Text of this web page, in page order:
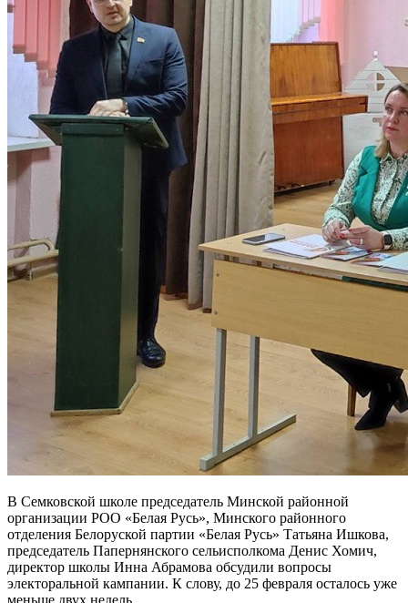
В Семковской школе председатель Минской районной
организации РОО «Белая Русь», Минского районного
отделения Белоруской партии «Белая Русь» Татьяна Ишкова,
председатель Папернянского сельисполкома Денис Хомич,
директор школы Инна Абрамова обсудили вопросы
электоральной кампании. К слову, до 25 февраля осталось уже
меньше двух недель.